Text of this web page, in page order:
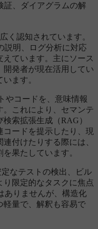
証、ダイアグラムの解
く認知されています。
説明、ログ分析に対応
ています。主にソース
開発者が現在活用してい
ます。
やコードを、意味情報
。これにより、セマンテ
索拡張生成（RAG）
ードを提示したり、現
付けたりする際には、
果たしています。
なテストの検出、ビル
り限定的なタスクに焦点
ありませんが、構造化
軽量で、解釈も容易で